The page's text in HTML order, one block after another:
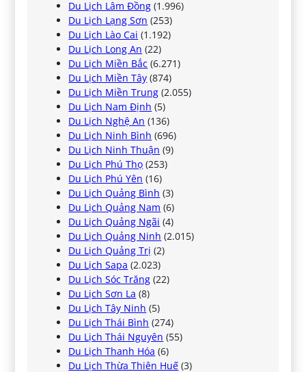
Du Lịch Lâm Đồng (1.996)
Du Lịch Lạng Sơn (253)
Du Lịch Lào Cai (1.192)
Du Lịch Long An (22)
Du Lịch Miền Bắc (6.271)
Du Lịch Miền Tây (874)
Du Lịch Miền Trung (2.055)
Du Lịch Nam Định (5)
Du Lịch Nghệ An (136)
Du Lịch Ninh Bình (696)
Du Lịch Ninh Thuận (9)
Du Lịch Phú Thọ (253)
Du Lịch Phú Yên (16)
Du Lịch Quảng Bình (3)
Du Lịch Quảng Nam (6)
Du Lịch Quảng Ngãi (4)
Du Lịch Quảng Ninh (2.015)
Du Lịch Quảng Trị (2)
Du Lịch Sapa (2.023)
Du Lịch Sóc Trăng (22)
Du Lịch Sơn La (8)
Du Lịch Tây Ninh (5)
Du Lịch Thái Bình (274)
Du Lịch Thái Nguyên (55)
Du Lịch Thanh Hóa (6)
Du Lịch Thừa Thiên Huế (3)